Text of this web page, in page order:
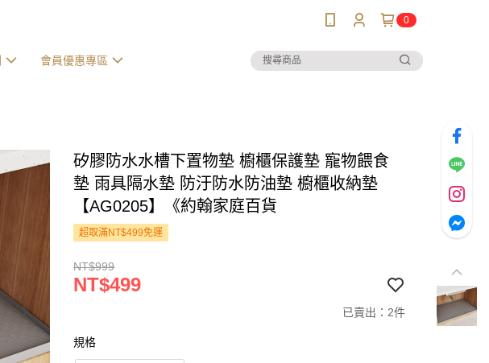
0
會員優惠專區
矽膠防水水槽下置物墊 櫥櫃保護墊 寵物餵食
墊 雨具隔水墊 防汙防水防油墊 櫥櫃收納墊
【AG0205】《約翰家庭百貨
超取滿NT$499免運
NT$999
NT$499
已賣出：2件
規格